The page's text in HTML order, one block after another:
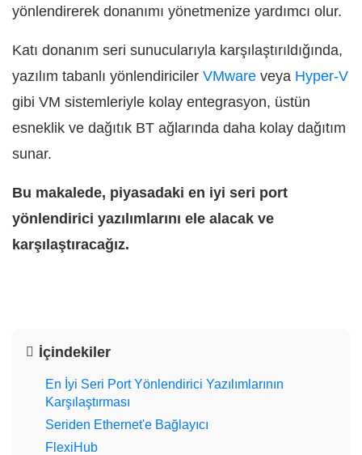
yönlendirerek donanımı yönetmenize yardımcı olur.
Katı donanım seri sunucularıyla karşılaştırıldığında,
yazılım tabanlı yönlendiriciler VMware veya Hyper-V
gibi VM sistemleriyle kolay entegrasyon, üstün
esneklik ve dağıtık BT ağlarında daha kolay dağıtım
sunar.
Bu makalede, piyasadaki en iyi seri port
yönlendirici yazılımlarını ele alacak ve
karşılaştıracağız.
İçindekiler
En İyi Seri Port Yönlendirici Yazılımlarının
Karşılaştırması
Seriden Ethernet'e Bağlayıcı
FlexiHub